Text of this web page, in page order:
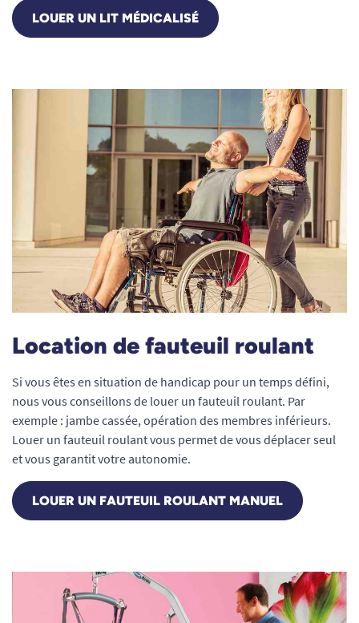
LOUER UN LIT MÉDICALISÉ
Location de fauteuil roulant
Si vous êtes en situation de handicap pour un temps défini,
nous vous conseillons de louer un fauteuil roulant. Par
exemple : jambe cassée, opération des membres inférieurs.
Louer un fauteuil roulant vous permet de vous déplacer seul
et vous garantit votre autonomie.
LOUER UN FAUTEUIL ROULANT MANUEL